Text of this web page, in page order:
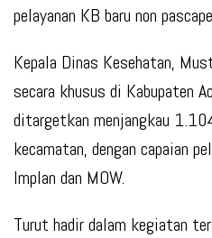
pelayanan KB baru non
Kepala Dinas Kesehatan,
secara khusus di Kabupaten
ditargetkan menjangkau
kecamatan, dengan capaian
Implan dan MOW.
Turut hadir dalam kegiatan